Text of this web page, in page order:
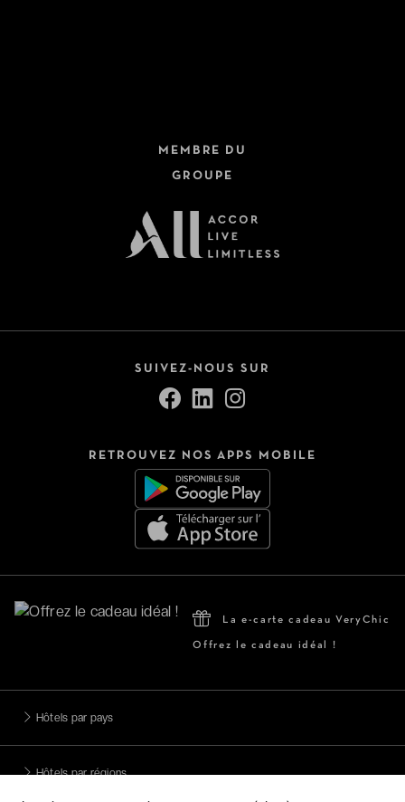
MEMBRE DU
GROUPE
SUIVEZ-NOUS SUR
RETROUVEZ NOS APPS MOBILE
La e-carte cadeau VeryChic
Offrez le cadeau idéal !
Hôtels par pays
Hôtels par régions